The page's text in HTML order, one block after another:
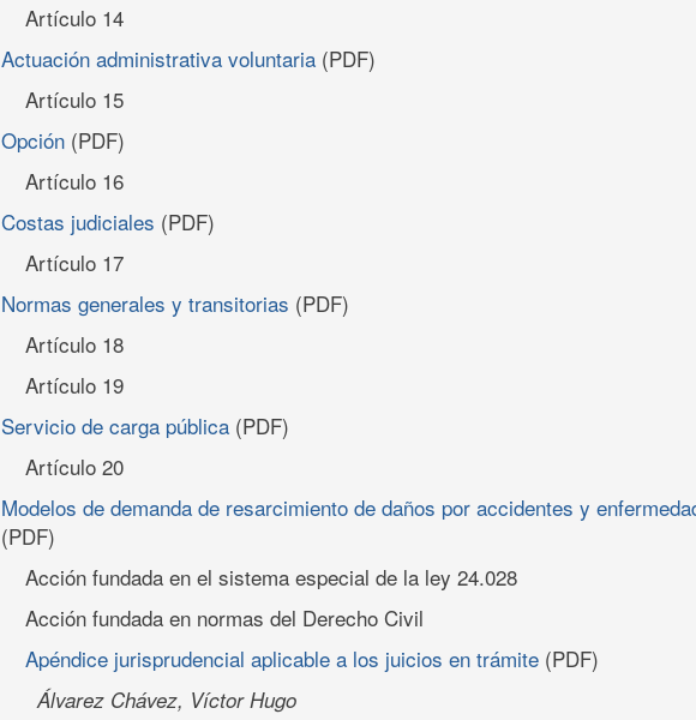
Artículo 14
Actuación administrativa voluntaria (PDF)
Artículo 15
Opción (PDF)
Artículo 16
Costas judiciales (PDF)
Artículo 17
Normas generales y transitorias (PDF)
Artículo 18
Artículo 19
Servicio de carga pública (PDF)
Artículo 20
Modelos de demanda de resarcimiento de daños por accidentes y
(PDF)
Acción fundada en el sistema especial de la ley 24.028
Acción fundada en normas del Derecho Civil
Apéndice jurisprudencial aplicable a los juicios en trámite (PDF)
Álvarez Chávez, Víctor Hugo